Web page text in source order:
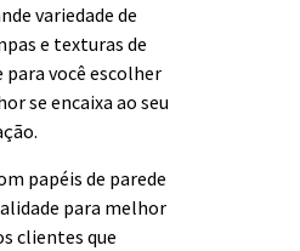
variedade de
e texturas de
para você escolher
se encaixa ao seu
papéis de parede
para melhor
clientes que